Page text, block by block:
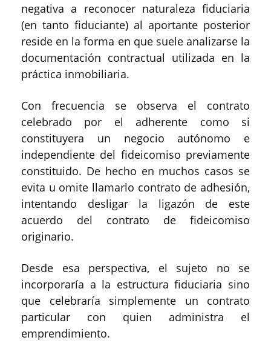
negativa a reconocer naturaleza fiduciaria
(en tanto fiduciante) al aportante posterior
reside en la forma en que suele analizarse la
documentación contractual utilizada en la
práctica inmobiliaria.
Con frecuencia se observa el contrato
celebrado por el adherente como si
constituyera un negocio autónomo e
independiente del fideicomiso previamente
constituido. De hecho en muchos casos se
evita u omite llamarlo contrato de adhesión,
intentando desligar la ligazón de este
acuerdo del contrato de fideicomiso
originario.
Desde esa perspectiva, el sujeto no se
incorporaría a la estructura fiduciaria sino
que celebraría simplemente un contrato
particular con quien administra el
emprendimiento.